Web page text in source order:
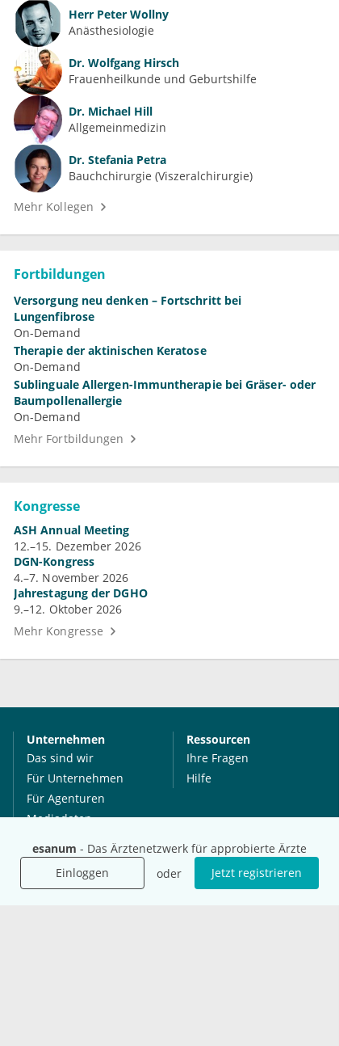
esanum - Das Ärztenetzwerk für approbierte Ärzte
Einloggen
oder Jetzt registrieren
Herr Peter Wollny
Anästhesiologie
Dr. Wolfgang Hirsch
Frauenheilkunde und Geburtshilfe
Dr. Michael Hill
Allgemeinmedizin
Dr. Stefania Petra
Bauchchirurgie (Viszeralchirurgie)
Mehr Kollegen
Fortbildungen
Versorgung neu denken – Fortschritt bei
Lungenfibrose
On-Demand
Therapie der aktinischen Keratose
On-Demand
Sublinguale Allergen-Immuntherapie bei Gräser- oder
Baumpollenallergie
On-Demand
Mehr Fortbildungen
Kongresse
ASH Annual Meeting
12.–15. Dezember 2026
DGN-Kongress
4.–7. November 2026
Jahrestagung der DGHO
9.–12. Oktober 2026
Mehr Kongresse
Unternehmen
Das sind wir
Für Unternehmen
Für Agenturen
Mediadaten
Karriere
Ressourcen
Ihre Fragen
Hilfe